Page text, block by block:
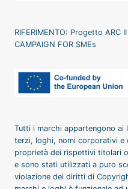
RIFERIMENTO: Progetto ARC
CAMPAIGN FOR SMEs
Tutti i marchi appartengono
terzi, loghi, nomi corporativi
proprietà dei rispettivi titolari
e sono stati utilizzati a puro
violazione dei diritti di